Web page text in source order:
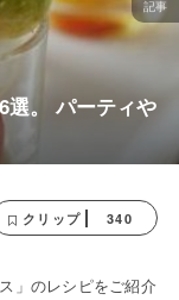
選。 パーティや
記事
クリップ 340
」のレシピをご紹介